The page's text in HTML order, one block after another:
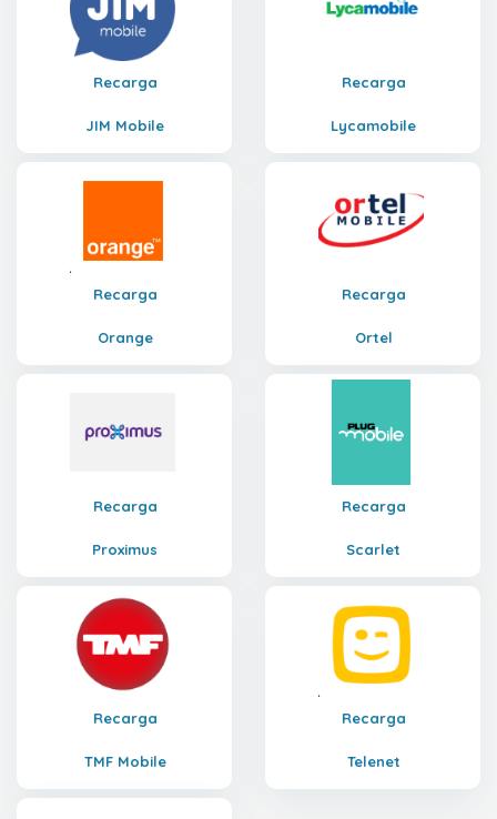
Recarga
JIM Mobile
Recarga
Lycamobile
Recarga
Orange
Recarga
Ortel
Recarga
Proximus
Recarga
Scarlet
Recarga
TMF Mobile
Recarga
Telenet